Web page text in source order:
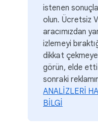
istenen
olun. Ücretsiz
aracımızdan
izlemeyi
dikkat
görün, elde
sonraki
ANALİZLERİ
BİLGİ